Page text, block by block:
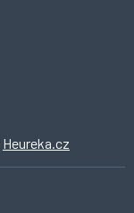
Heureka.cz